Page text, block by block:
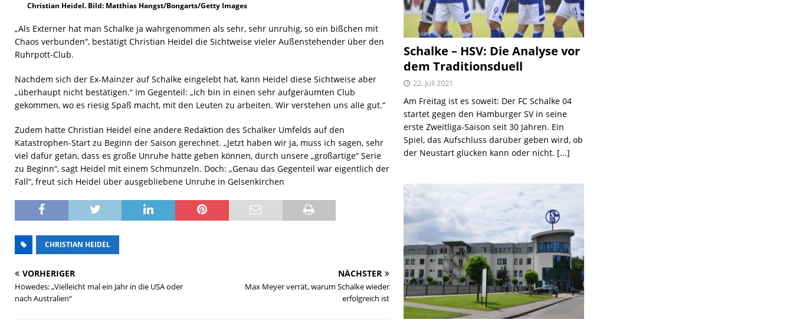
Christian Heidel. Bild: Matthias Hangst/Bongarts/Getty Images
„Als Externer hat man Schalke ja wahrgenommen als sehr, sehr unruhig, so ein bißchen mit
Chaos verbunden“, bestätigt Christian Heidel die Sichtweise vieler Außenstehender über den
Ruhrpott-Club.
Nachdem sich der Ex-Mainzer auf Schalke eingelebt hat, kann Heidel diese Sichtweise aber
„überhaupt nicht bestätigen.“ Im Gegenteil: „Ich bin in einen sehr aufgeräumten Club
gekommen, wo es riesig Spaß macht, mit den Leuten zu arbeiten. Wir verstehen uns alle gut.“
Zudem hatte Christian Heidel eine andere Redaktion des Schalker Umfelds auf den
Katastrophen-Start zu Beginn der Saison gerechnet. „Jetzt haben wir ja, muss ich sagen, sehr
viel dafür getan, dass es große Unruhe hätte geben können, durch unsere „großartige“ Serie
zu Beginn“, sagt Heidel mit einem Schmunzeln. Doch: „Genau das Gegenteil war eigentlich der
Fall“, freut sich Heidel über ausgebliebene Unruhe in Gelsenkirchen
CHRISTIAN HEIDEL
VORHERIGER
Höwedes: „Vielleicht mal ein Jahr in die USA oder
nach Australien“
NÄCHSTER
Max Meyer verrät, warum Schalke wieder
erfolgreich ist
Schalke – HSV: Die Analyse vor
dem Traditionsduell
22. Juli 2021
Am Freitag ist es soweit: Der FC Schalke 04
startet gegen den Hamburger SV in seine
erste Zweitliga-Saison seit 30 Jahren. Ein
Spiel, das Aufschluss darüber geben wird, ob
der Neustart glücken kann oder nicht. [...]